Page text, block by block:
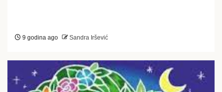
9 godina ago Sandra Iršević